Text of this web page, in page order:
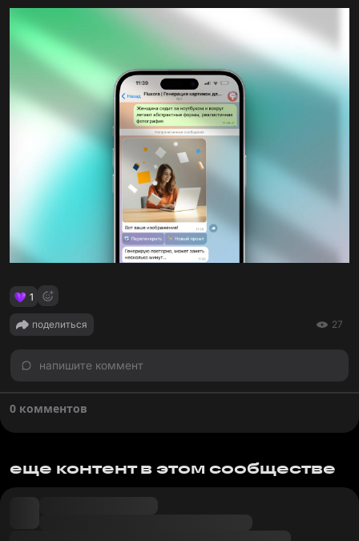
1
поделиться 27
напишите коммент
0 комментов
еще контент в этом сообществе